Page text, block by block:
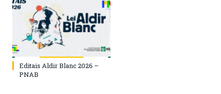
Editais Aldir Blanc 2026 –
PNAB